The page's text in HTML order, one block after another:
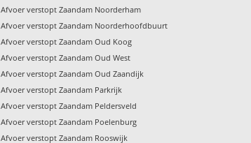
Afvoer verstopt Zaandam Noorderham
Afvoer verstopt Zaandam Noorderhoofdbuurt
Afvoer verstopt Zaandam Oud Koog
Afvoer verstopt Zaandam Oud West
Afvoer verstopt Zaandam Oud Zaandijk
Afvoer verstopt Zaandam Parkrijk
Afvoer verstopt Zaandam Peldersveld
Afvoer verstopt Zaandam Poelenburg
Afvoer verstopt Zaandam Rooswijk